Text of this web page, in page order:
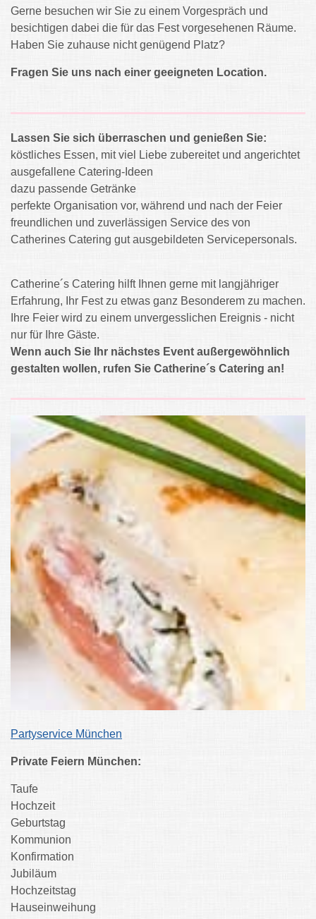
Gerne besuchen wir Sie zu einem Vorgespräch und
besichtigen dabei die für das Fest vorgesehenen Räume.
Haben Sie zuhause nicht genügend Platz?
Fragen Sie uns nach einer geeigneten Location.
Lassen Sie sich überraschen und genießen Sie:
köstliches Essen, mit viel Liebe zubereitet und angerichtet
ausgefallene Catering-Ideen
dazu passende Getränke
perfekte Organisation vor, während und nach der Feier
freundlichen und zuverlässigen Service des von
Catherines Catering gut ausgebildeten Servicepersonals.
Catherine´s Catering hilft Ihnen gerne mit langjähriger
Erfahrung, Ihr Fest zu etwas ganz Besonderem zu machen.
Ihre Feier wird zu einem unvergesslichen Ereignis - nicht
nur für Ihre Gäste.
Wenn auch Sie Ihr nächstes Event außergewöhnlich
gestalten wollen, rufen Sie Catherine´s Catering an!
Partyservice München
Private Feiern München:
Taufe
Hochzeit
Geburtstag
Kommunion
Konfirmation
Jubiläum
Hochzeitstag
Hauseinweihung